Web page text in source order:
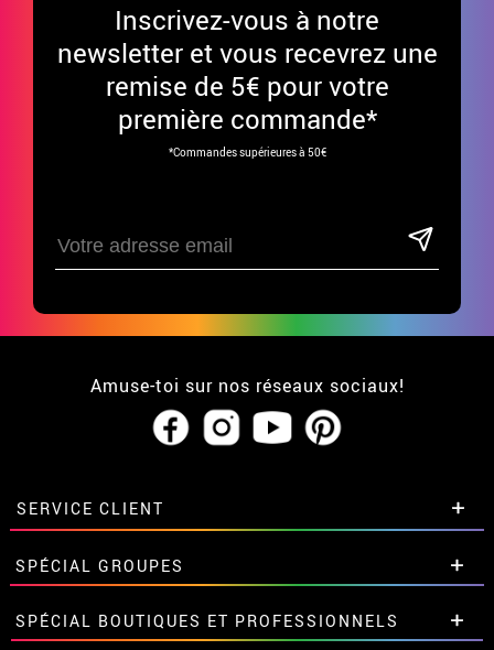
Inscrivez-vous à notre
newsletter et vous recevrez une
remise de 5€ pour votre
première commande*
*Commandes supérieures à 50€
Amuse-toi sur nos réseaux sociaux!
SERVICE CLIENT
• Qui sommes-nous?
• CGV
• Mentions légaleset Proteccion des données
• Soutien
SPÉCIAL GROUPES
Remises spéciales pour groupes et
SPÉCIAL BOUTIQUES ET PROFESSIONNELS